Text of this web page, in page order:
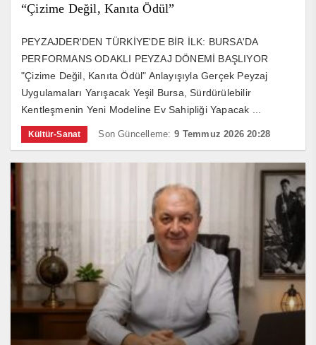
“Çizime Değil, Kanıta Ödül”
PEYZAJDER'DEN TÜRKİYE'DE BİR İLK: BURSA'DA
PERFORMANS ODAKLI PEYZAJ DÖNEMİ BAŞLIYOR
"Çizime Değil, Kanıta Ödül" Anlayışıyla Gerçek Peyzaj
Uygulamaları Yarışacak Yeşil Bursa, Sürdürülebilir
Kentleşmenin Yeni Modeline Ev Sahipliği Yapacak ...
Kültür-Sanat Son Güncelleme: 9 Temmuz 2026 20:28